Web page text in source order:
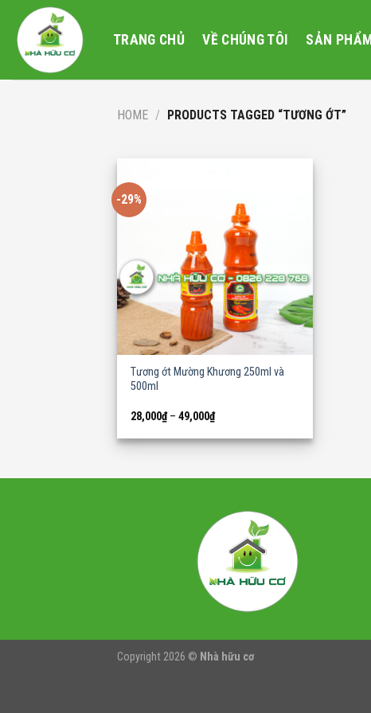
content
TRANG CHỦ VỀ CHÚNG TÔI SẢN PHẨM
HOME / PRODUCTS TAGGED “TƯƠNG ỚT”
-29%
Tương ớt Mường Khương 250ml và
500ml
28,000₫–49,000₫
Copyright 2026 © Nhà hữu cơ